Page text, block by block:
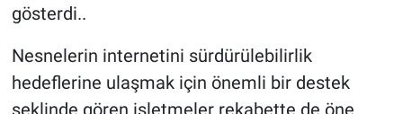
gösterdi..
Nesnelerin internetini sürdürülebilirlik
hedeflerine ulaşmak için önemli bir destek